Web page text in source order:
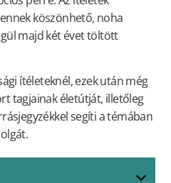
köszönhető, noha
majd két évet töltött
ítéleteknél, ezek után még
tagjainak életútját, illetőleg
segíti a témában